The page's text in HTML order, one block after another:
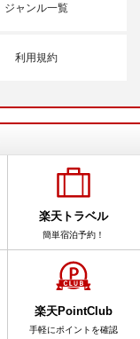
ジャンル一覧
利用規約
楽天トラベル
簡単宿泊予約！
楽天PointClub
手軽にポイントを確認